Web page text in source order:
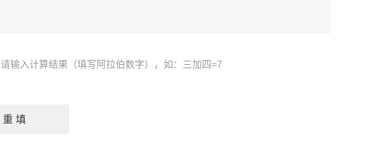
请输入计算结果（填写阿拉伯数字），如：三加四=7